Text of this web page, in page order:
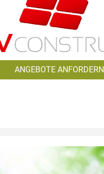
ANGEBOTE ANFORDERN